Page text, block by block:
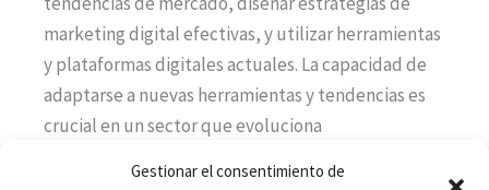
Gestionar el consentimiento de
marketing digital efectivas, y utilizar herramientas
y plataformas digitales actuales. La capacidad de
adaptarse a nuevas herramientas y tendencias es
crucial en un sector que evoluciona